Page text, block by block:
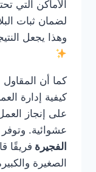
الأماكن التي
لضمان ثبات
وهذا يجعل
كما أن
كيفية إدارة
على إنجاز
عشوائية. وتوفر
الفجيرة فريقًا
الصغيرة